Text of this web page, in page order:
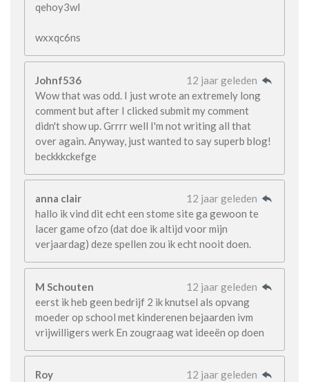
qehoy3wl
wxxqc6ns
Johnf536
12 jaar geleden
Wow that was odd. I just wrote an extremely long
comment but after I clicked submit my comment
didn't show up. Grrrr well I'm not writing all that
over again. Anyway, just wanted to say superb blog!
beckkkckefge
anna clair
12 jaar geleden
hallo ik vind dit echt een stome site ga gewoon te
lacer game ofzo (dat doe ik altijd voor mijn
verjaardag) deze spellen zou ik echt nooit doen.
M Schouten
12 jaar geleden
eerst ik heb geen bedrijf 2 ik knutsel als opvang
moeder op school met kinderenen bejaarden ivm
vrijwilligers werk En zougraag wat ideeën op doen
Roy
12 jaar geleden